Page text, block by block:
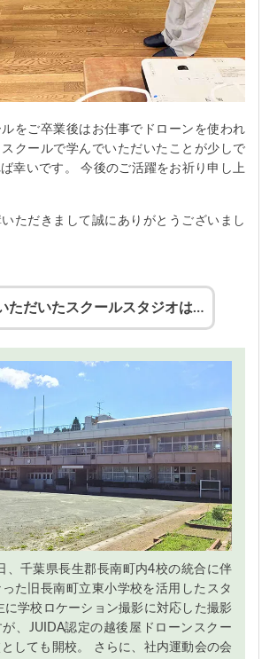
ルをご卒業後はお仕事でドローンを使われ
クールで学んでいただいたことが少しで
幸いです。 今後のご活躍をお祈り申し上
ただきまして誠にありがとうございまし
ただいたスクールスタジオは…
、千葉県長生郡長南町内4校の統合に伴
た旧長南町立東小学校を活用したスタ
に学校ロケーション撮影に対応した撮影
が、JUIDA認定の越後屋ドローンスクー
しても開校。 さらに、社内運動会の会